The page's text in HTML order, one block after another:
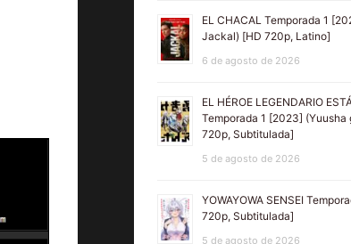
EL CHACAL Temporada 1
Jackal) [HD 720p, Latino]
6 de agosto de 2026
EL HÉROE LEGENDARIO
Temporada 1 [2023] (Yuusha
720p, Subtitulada]
5 de agosto de 2026
YOWAYOWA SENSEI
720p, Subtitulada]
5 de agosto de 2026